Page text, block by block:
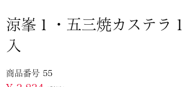
涼峯１・五三焼カステ
入
商品番号 55